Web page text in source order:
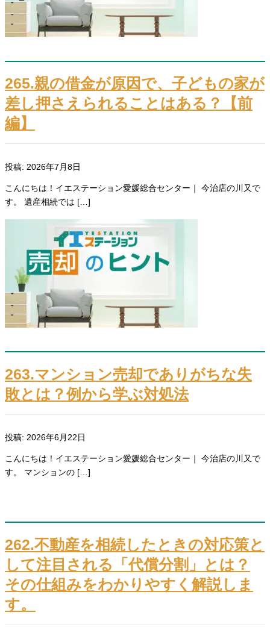
265.親の借金が原因で、子どもの家が
差し押さえられることはある？【前
編】
投稿: 2026年7月8日
こんにちは！イエステーション愛媛総合センター｜ 今治店の川又で
す。 遺産相続では […]
263.マンション売却でありがちな失
敗とは？例から学ぶ対処法
投稿: 2026年6月22日
こんにちは！イエステーション愛媛総合センター｜ 今治店の川又で
す。 マンションの […]
262.不動産を相続したときの対応策と
して注目される「代償分割」とは？
その仕組みをわかりやすく解説しま
す。